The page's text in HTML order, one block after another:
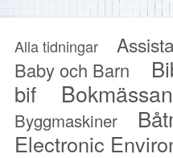
Alla tidningar
Baby och Barn
bif
Bokmässan
Byggmaskiner
Electronic